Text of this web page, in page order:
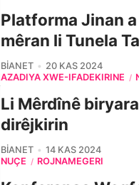
Platforma Jinan
mêran li Tunela
BIANET
20 KAS 2024
AZADÎYA XWE-ÎFADEKIRINÊ /
Li Mêrdînê
dirêjkirin
BIANET
14 KAS 2024
NÛÇE / ROJNAMEGERÎ